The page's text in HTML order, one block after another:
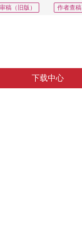
作者查稿
稿（旧版）
下载中心